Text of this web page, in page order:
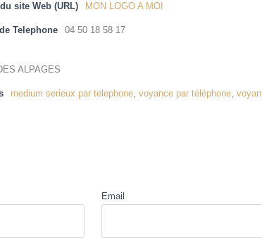
site Web (URL) MON LOGO A MOI
Telephone 04 50 18 58 17
ALPAGES
medium serieux par telephone,voyance par téléphone,
Email